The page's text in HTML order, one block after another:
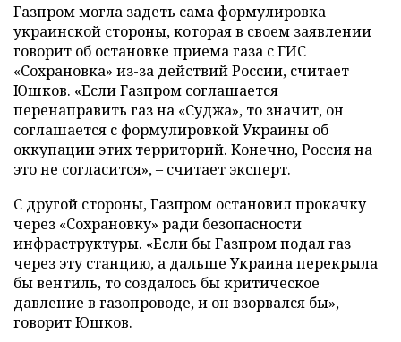
Газпром могла задеть сама формулировка
украинской стороны, которая в своем заявлении
говорит об остановке приема газа с ГИС
«Сохрановка» из-за действий России, считает
Юшков. «Если Газпром соглашается
перенаправить газ на «Суджа», то значит, он
соглашается с формулировкой Украины об
оккупации этих территорий. Конечно, Россия на
это не согласится», – считает эксперт.
С другой стороны, Газпром остановил прокачку
через «Сохрановку» ради безопасности
инфраструктуры. «Если бы Газпром подал газ
через эту станцию, а дальше Украина перекрыла
бы вентиль, то создалось бы критическое
давление в газопроводе, и он взорвался бы», –
говорит Юшков.